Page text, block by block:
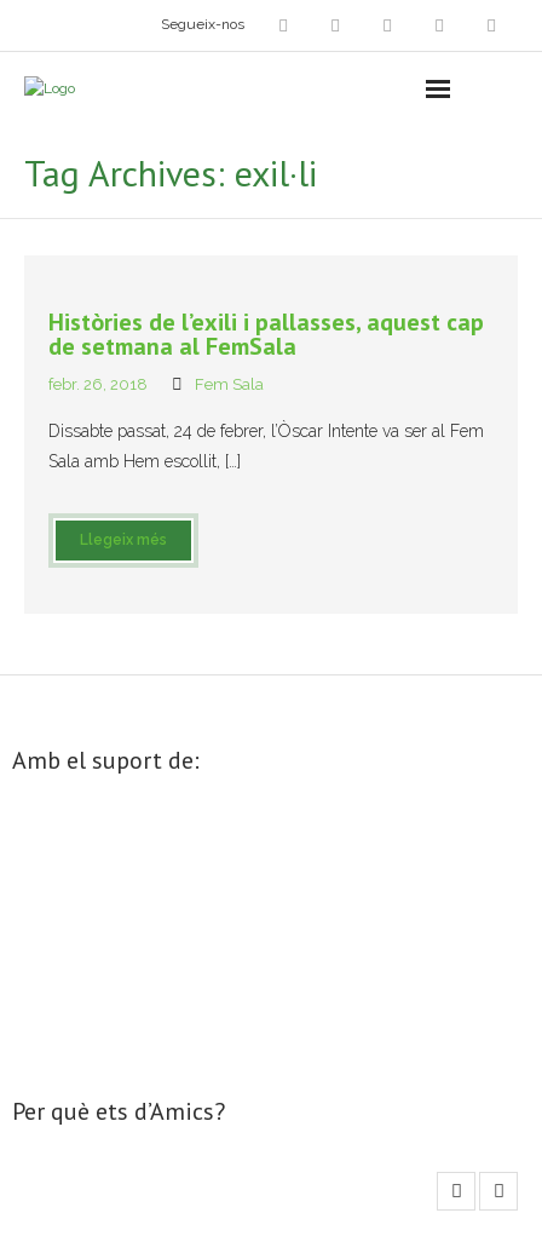
Segueix-nos
- Exposicions
- Espai Niu – Residències artístiques
Cine-Club
Grup de Teatre
Tag Archives: exil·li
Històries de l’exili i pallasses, aquest cap
de setmana al FemSala
febr. 26, 2018 Fem Sala
Dissabte passat, 24 de febrer, l’Òscar Intente va ser al Fem
Sala amb Hem escollit, […]
Llegeix més
Amb el suport de:
Per què ets d’Amics?